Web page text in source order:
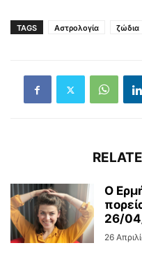
TAGS Αστρολογία ζώδια
Ο
26/
26